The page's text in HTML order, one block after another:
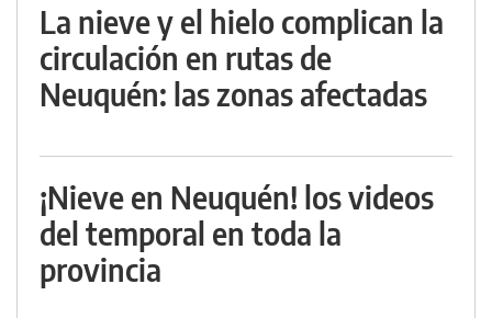
La nieve y el hielo complican la
circulación en rutas de
Neuquén: las zonas afectadas
¡Nieve en Neuquén! los videos
del temporal en toda la
provincia